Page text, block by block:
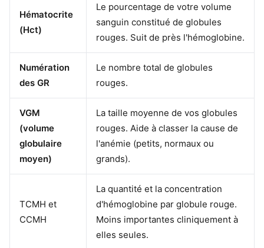
Hématocrite
(Hct)
Le pourcentage de votre volume
sanguin constitué de globules
rouges. Suit de près l'hémoglobine.
Numération
des GR
Le nombre total de globules
rouges.
VGM
(volume
globulaire
moyen)
La taille moyenne de vos globules
rouges. Aide à classer la cause de
l'anémie (petits, normaux ou
grands).
TCMH et
CCMH
La quantité et la concentration
d'hémoglobine par globule rouge.
Moins importantes cliniquement à
elles seules.